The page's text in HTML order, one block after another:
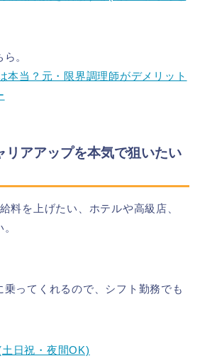
。
本当？元・限界調理師がデメリット
リアアップを本気で狙いたい
料を上げたい、ホテルや高級店、
ってくれるので、シフト勤務でも
日祝・夜間OK)